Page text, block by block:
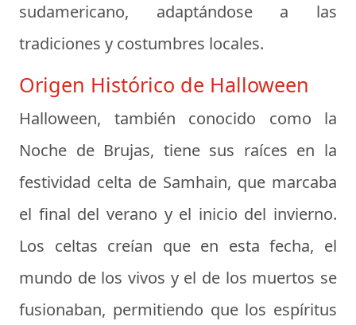
sudamericano, adaptándose a las
tradiciones y costumbres locales.
Origen Histórico de Halloween
Halloween, también conocido como la
Noche de Brujas, tiene sus raíces en la
festividad celta de Samhain, que marcaba
el final del verano y el inicio del invierno.
Los celtas creían que en esta fecha, el
mundo de los vivos y el de los muertos se
fusionaban, permitiendo que los espíritus